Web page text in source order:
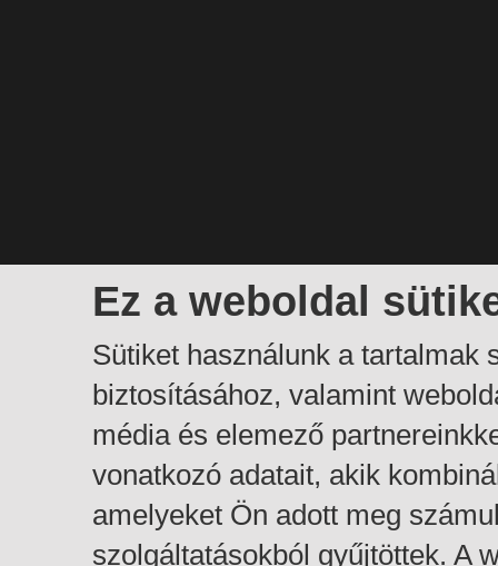
Ez a weboldal
Sütiket használunk a tartalmak
biztosításához, valamint
média és elemező
vonatkozó adatait, akik
amelyeket Ön adott meg
szolgáltatásokból gyűjtöttek. A